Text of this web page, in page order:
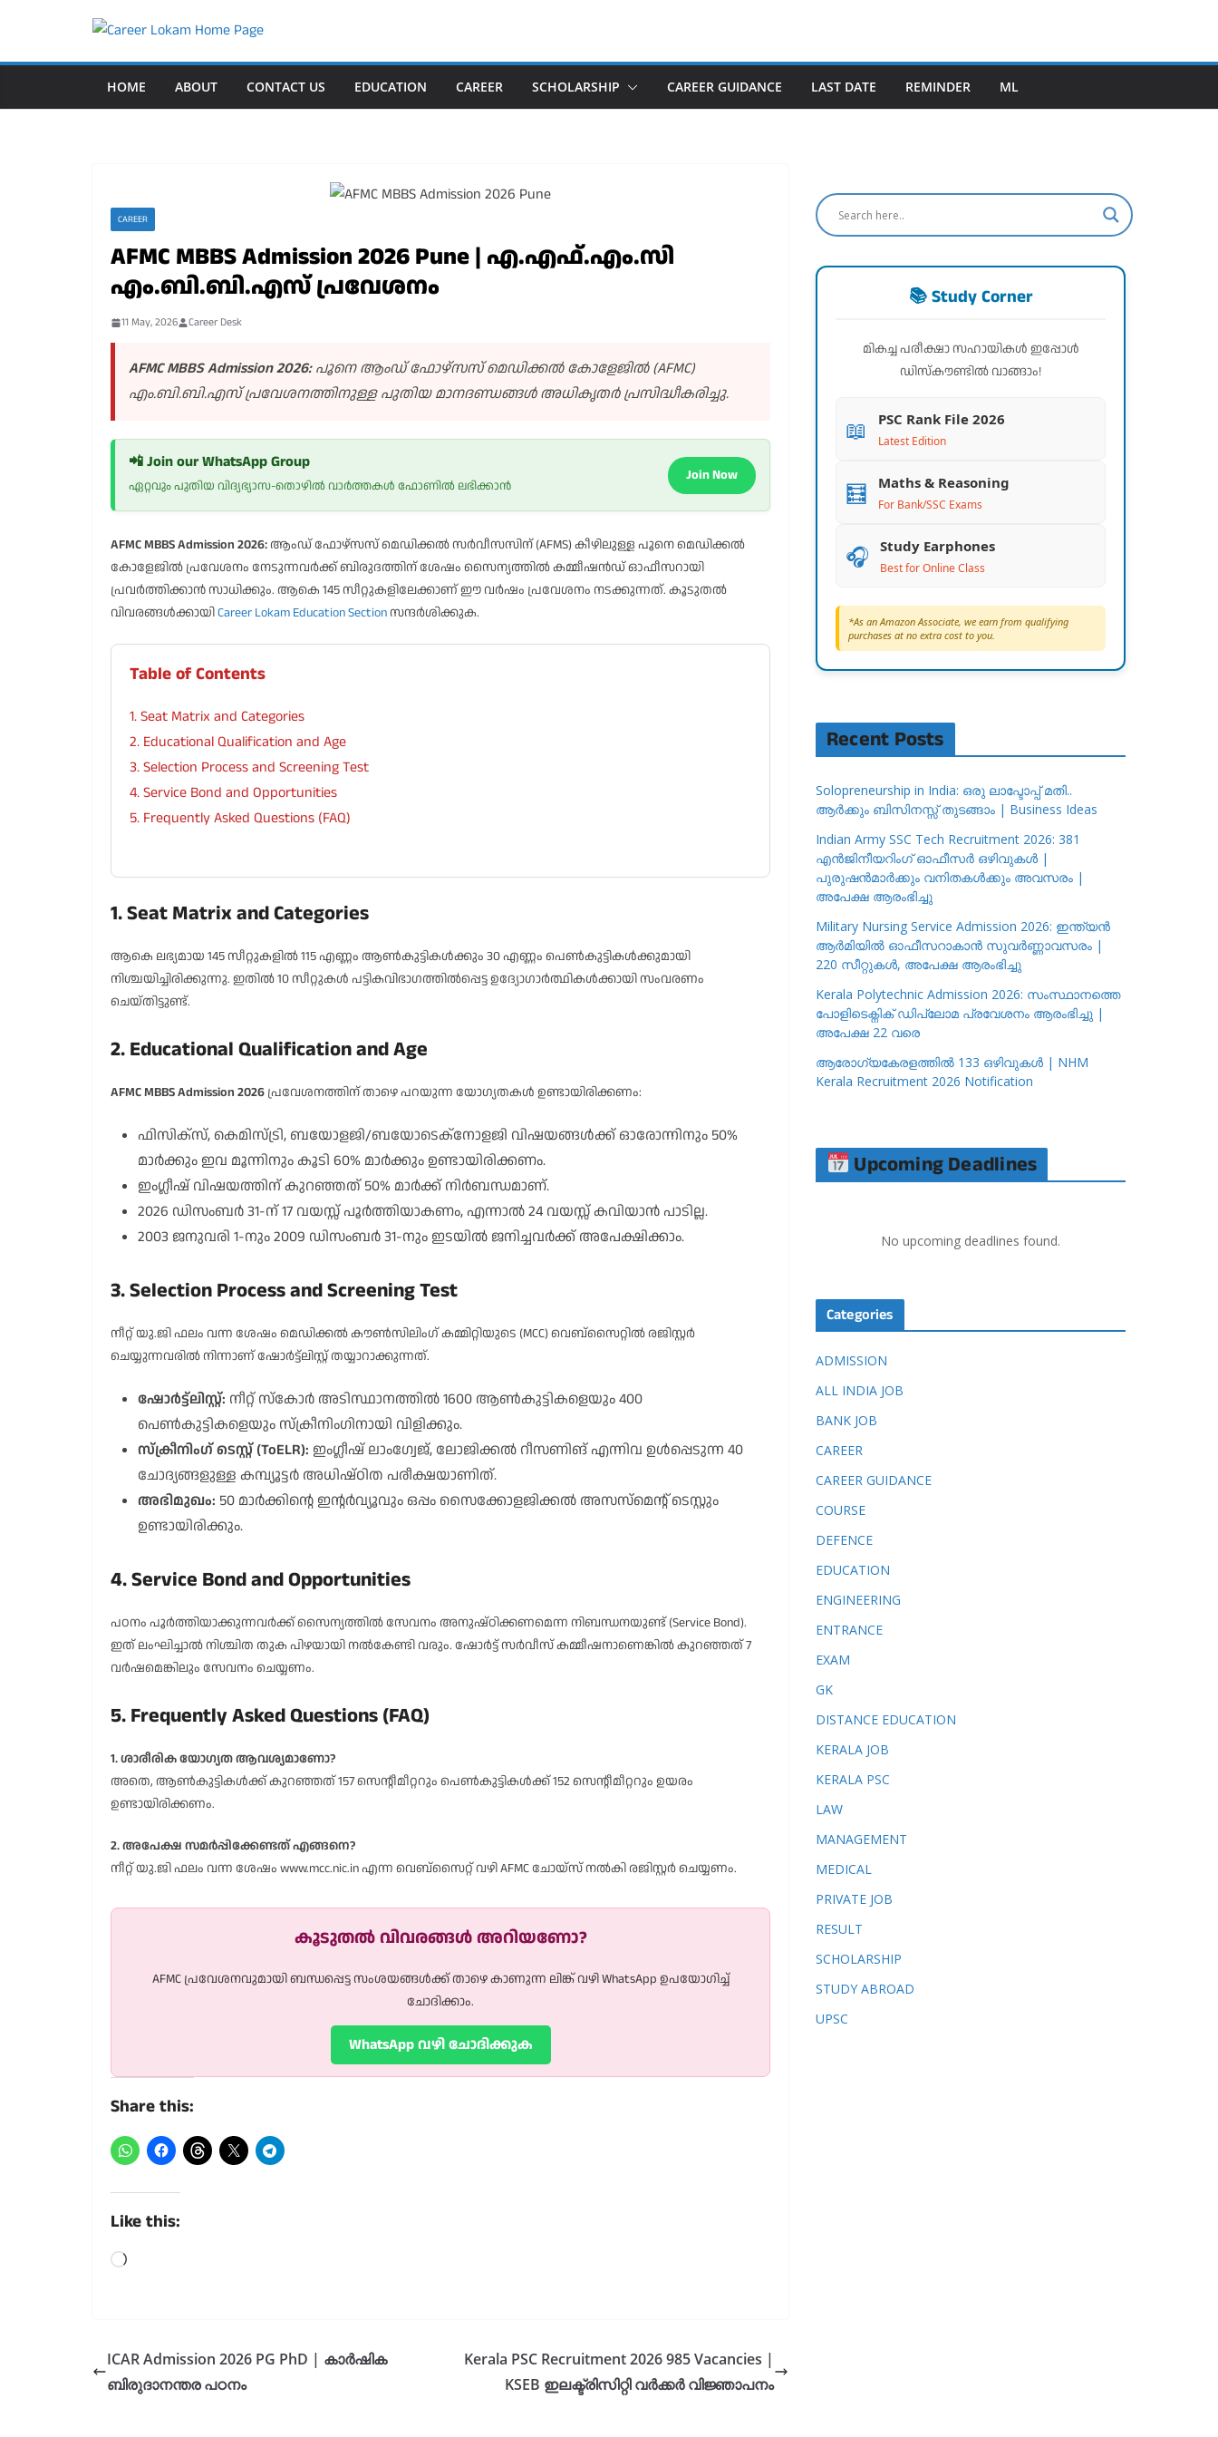
content
HOME ABOUT CONTACT US EDUCATION CAREER SCHOLARSHIP CAREER GUIDANCE LAST DATE REMINDER ML
CAREER
AFMC MBBS Admission 2026 Pune | എ.എഫ്.എം.സി
എം.ബി.ബി.എസ് പ്രവേശനം
11 May, 2026 Career Desk
AFMC MBBS Admission 2026:പൂനെ ആംഡ് ഫോഴ്സസ് മെഡിക്കൽ കോളേജിൽ (AFMC)
എം.ബി.ബി.എസ് പ്രവേശനത്തിനുള്ള പുതിയ മാനദണ്ഡങ്ങൾ അധികൃതർ പ്രസിദ്ധീകരിച്ചു.
📲 Join our WhatsApp Group
ഏറ്റവും പുതിയ വിദ്യഭ്യാസ-തൊഴിൽ വാർത്തകൾ ഫോണിൽ ലഭിക്കാൻ
Join Now
AFMC MBBS Admission 2026:ആംഡ് ഫോഴ്സസ് മെഡിക്കൽ സർവീസസിന് (AFMS) കീഴിലുള്ള പൂനെ മെഡിക്കൽ
കോളേജിൽ പ്രവേശനം നേടുന്നവർക്ക് ബിരുദത്തിന് ശേഷം സൈന്യത്തിൽ കമ്മീഷൻഡ് ഓഫീസറായി
പ്രവർത്തിക്കാൻ സാധിക്കും. ആകെ 145 സീറ്റുകളിലേക്കാണ് ഈ വർഷം പ്രവേശനം നടക്കുന്നത്. കൂടുതൽ
വിവരങ്ങൾക്കായിCareer Lokam Education Sectionസന്ദർശിക്കുക.
Table of Contents
1. Seat Matrix and Categories
2. Educational Qualification and Age
3. Selection Process and Screening Test
4. Service Bond and Opportunities
5. Frequently Asked Questions (FAQ)
1. Seat Matrix and Categories
ആകെ ലഭ്യമായ 145 സീറ്റുകളിൽ 115 എണ്ണം ആൺകുട്ടികൾക്കും 30 എണ്ണം പെൺകുട്ടികൾക്കുമായി
നിശ്ചയിച്ചിരിക്കുന്നു. ഇതിൽ 10 സീറ്റുകൾ പട്ടികവിഭാഗത്തിൽപ്പെട്ട ഉദ്യോഗാർത്ഥികൾക്കായി സംവരണം
ചെയ്തിട്ടുണ്ട്.
2. Educational Qualification and Age
AFMC MBBS Admission 2026 പ്രവേശനത്തിന് താഴെ പറയുന്ന യോഗ്യതകൾ ഉണ്ടായിരിക്കണം:
ഫിസിക്സ്, കെമിസ്ട്രി, ബയോളജി/ബയോടെക്നോളജി വിഷയങ്ങൾക്ക് ഓരോന്നിനും 50%
മാർക്കും ഇവ മൂന്നിനും കൂടി 60% മാർക്കും ഉണ്ടായിരിക്കണം.
ഇംഗ്ലീഷ് വിഷയത്തിന് കുറഞ്ഞത് 50% മാർക്ക് നിർബന്ധമാണ്.
2026 ഡിസംബർ 31-ന് 17 വയസ്സ് പൂർത്തിയാകണം, എന്നാൽ 24 വയസ്സ് കവിയാൻ പാടില്ല.
2003 ജനുവരി 1-നും 2009 ഡിസംബർ 31-നും ഇടയിൽ ജനിച്ചവർക്ക് അപേക്ഷിക്കാം.
3. Selection Process and Screening Test
നീറ്റ് യു.ജി ഫലം വന്ന ശേഷം മെഡിക്കൽ കൗൺസിലിംഗ് കമ്മിറ്റിയുടെ (MCC) വെബ്സൈറ്റിൽ രജിസ്റ്റർ
ചെയ്യുന്നവരിൽ നിന്നാണ് ഷോർട്ട്ലിസ്റ്റ് തയ്യാറാക്കുന്നത്.
ഷോർട്ട്ലിസ്റ്റ്: നീറ്റ് സ്കോർ അടിസ്ഥാനത്തിൽ 1600 ആൺകുട്ടികളെയും 400
പെൺകുട്ടികളെയും സ്ക്രീനിംഗിനായി വിളിക്കും.
സ്ക്രീനിംഗ് ടെസ്റ്റ് (ToELR): ഇംഗ്ലീഷ് ലാംഗ്വേജ്, ലോജിക്കൽ റീസണിങ് എന്നിവ ഉൾപ്പെടുന്ന 40
ചോദ്യങ്ങളുള്ള കമ്പ്യൂട്ടർ അധിഷ്ഠിത പരീക്ഷയാണിത്.
അഭിമുഖം: 50 മാർക്കിന്റെ ഇന്റർവ്യൂവും ഒപ്പം സൈക്കോളജിക്കൽ അസസ്‌മെന്റ് ടെസ്റ്റും
ഉണ്ടായിരിക്കും.
4. Service Bond and Opportunities
പഠനം പൂർത്തിയാക്കുന്നവർക്ക് സൈന്യത്തിൽ സേവനം അനുഷ്ഠിക്കണമെന്ന നിബന്ധനയുണ്ട് (Service Bond).
ഇത് ലംഘിച്ചാൽ നിശ്ചിത തുക പിഴയായി നൽകേണ്ടി വരും. ഷോർട്ട് സർവീസ് കമ്മീഷനാണെങ്കിൽ കുറഞ്ഞത് 7
വർഷമെങ്കിലും സേവനം ചെയ്യണം.
5. Frequently Asked Questions (FAQ)
1. ശാരീരിക യോഗ്യത ആവശ്യമാണോ?
അതെ, ആൺകുട്ടികൾക്ക് കുറഞ്ഞത് 157 സെന്റീമീറ്ററും പെൺകുട്ടികൾക്ക് 152 സെന്റീമീറ്ററും ഉയരം
ഉണ്ടായിരിക്കണം.
2. അപേക്ഷ സമർപ്പിക്കേണ്ടത് എങ്ങനെ?
നീറ്റ് യു.ജി ഫലം വന്ന ശേഷം www.mcc.nic.in എന്ന വെബ്സൈറ്റ് വഴി AFMC ചോയ്‌സ് നൽകി രജിസ്റ്റർ ചെയ്യണം.
കൂടുതൽ വിവരങ്ങൾ അറിയണോ?
AFMC പ്രവേശനവുമായി ബന്ധപ്പെട്ട സംശയങ്ങൾക്ക് താഴെ കാണുന്ന ലിങ്ക് വഴി WhatsApp ഉപയോഗിച്ച്
ചോദിക്കാം.
WhatsApp വഴി ചോദിക്കുക
Share this:
Like this:
Loading…
ICAR Admission 2026 PG PhD | കാർഷിക
ബിരുദാനന്തര പഠനം
Kerala PSC Recruitment 2026 985 Vacancies |
KSEB ഇലക്ട്രിസിറ്റി വർക്കർ വിജ്ഞാപനം
📚 Study Corner
മികച്ച പരീക്ഷാ സഹായികൾ ഇപ്പോൾ
ഡിസ്കൗണ്ടിൽ വാങ്ങാം!
📖 PSC Rank File 2026
Latest Edition
🧮 Maths & Reasoning
For Bank/SSC Exams
🎧 Study Earphones
Best for Online Class
*As an Amazon Associate, we earn from qualifying
purchases at no extra cost to you.
Recent Posts
Solopreneurship in India: ഒരു ലാപ്ടോപ്പ് മതി..
ആർക്കും ബിസിനസ്സ് തുടങ്ങാം | Business Ideas
Indian Army SSC Tech Recruitment 2026: 381
എൻജിനീയറിംഗ് ഓഫീസർ ഒഴിവുകൾ |
പുരുഷൻമാർക്കും വനിതകൾക്കും അവസരം |
അപേക്ഷ ആരംഭിച്ചു
Military Nursing Service Admission 2026: ഇന്ത്യൻ
ആർമിയിൽ ഓഫീസറാകാൻ സുവർണ്ണാവസരം |
220 സീറ്റുകൾ, അപേക്ഷ ആരംഭിച്ചു
Kerala Polytechnic Admission 2026: സംസ്ഥാനത്തെ
പോളിടെക്നിക് ഡിപ്ലോമ പ്രവേശനം ആരംഭിച്ചു |
അപേക്ഷ 22 വരെ
ആരോഗ്യകേരളത്തിൽ 133 ഒഴിവുകൾ | NHM
Kerala Recruitment 2026 Notification
Upcoming Deadlines
No upcoming deadlines found.
Categories
ADMISSION
ALL INDIA JOB
BANK JOB
CAREER
CAREER GUIDANCE
COURSE
DEFENCE
EDUCATION
ENGINEERING
ENTRANCE
EXAM
GK
DISTANCE EDUCATION
KERALA JOB
KERALA PSC
LAW
MANAGEMENT
MEDICAL
PRIVATE JOB
RESULT
SCHOLARSHIP
STUDY ABROAD
UPSC